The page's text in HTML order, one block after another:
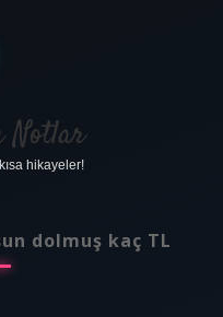
Notlar
hikayeler!
dolmuş kaç TL